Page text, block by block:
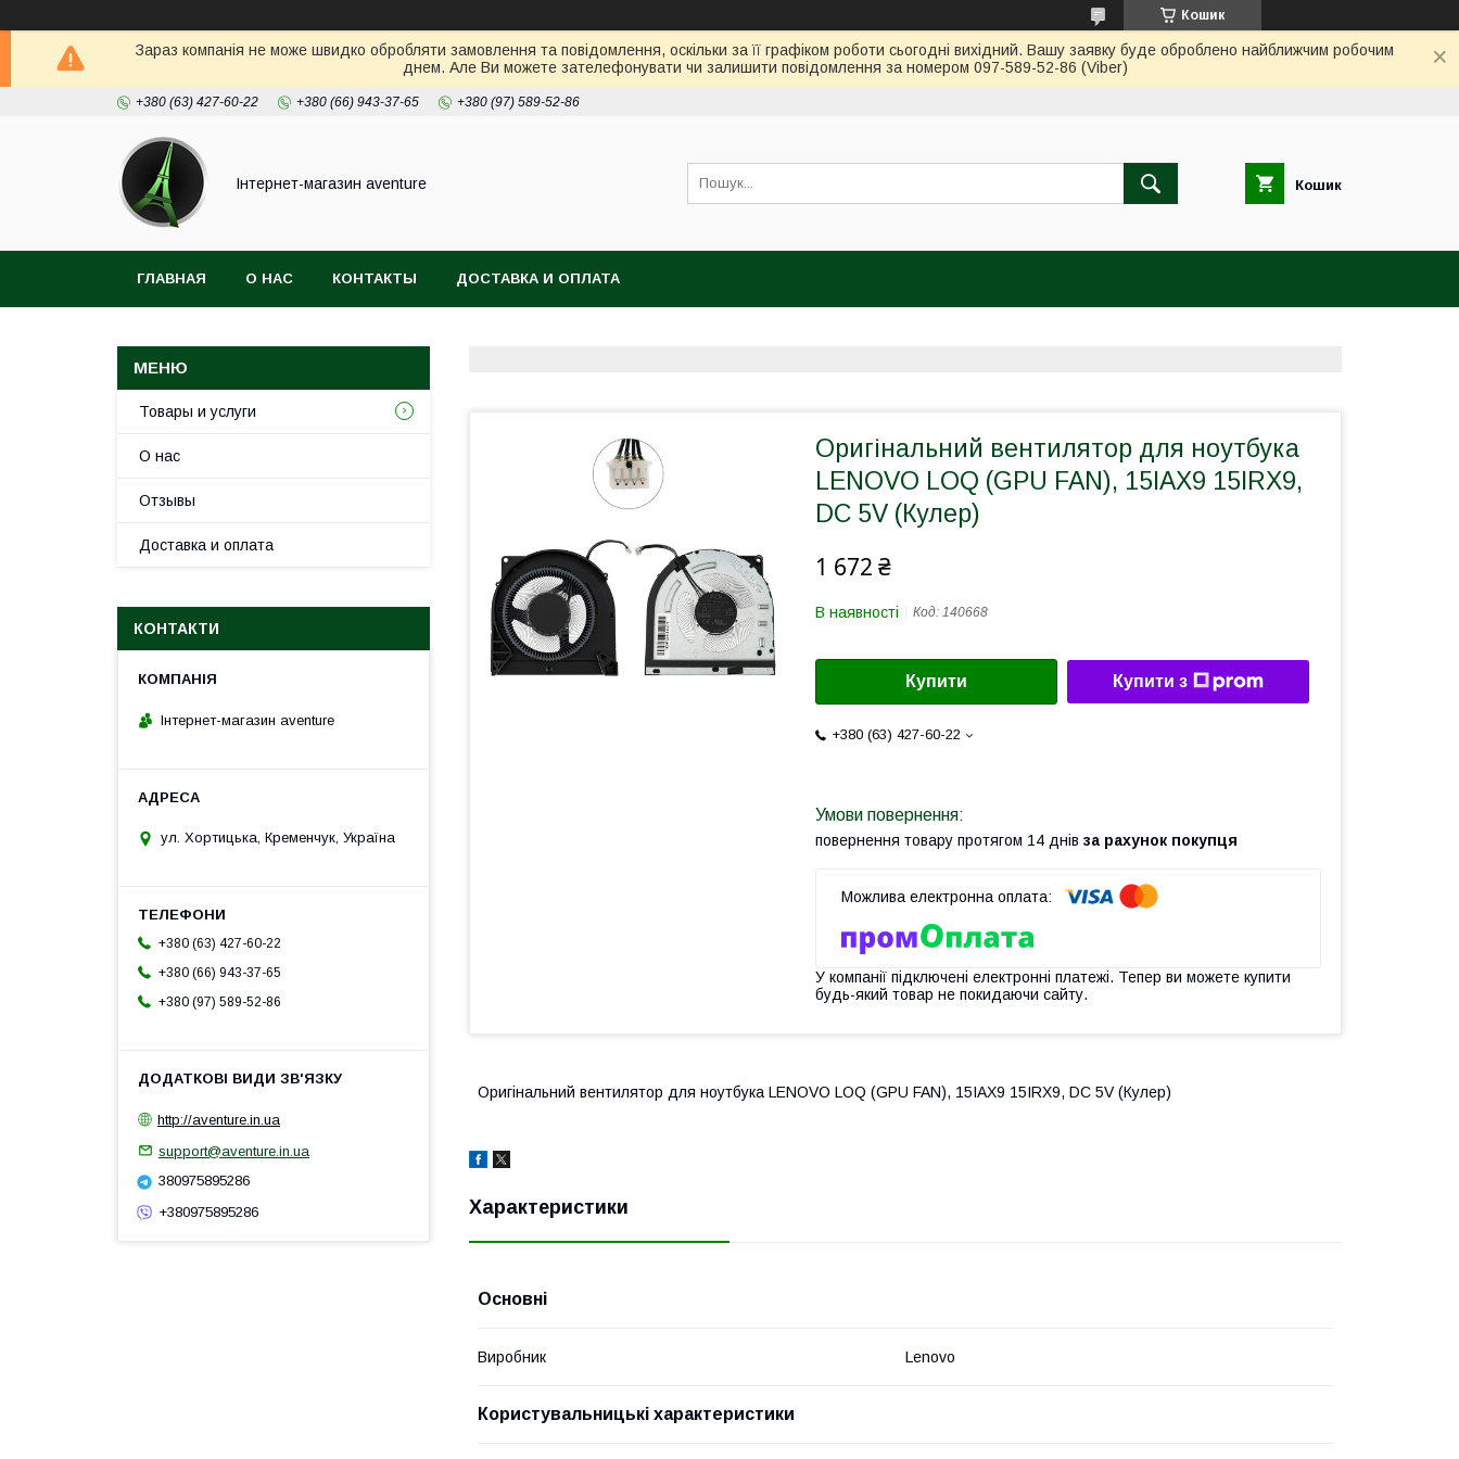
Кошик
Зараз компанія не може швидко обробляти замовлення та повідомлення, оскільки за її графіком роботи сьогодні вихідний. Вашу заявку буде оброблено найближчим робочим
днем. Але Ви можете зателефонувати чи залишити повідомлення за номером 097-589-52-86 (Viber)
+380 (63) 427-60-22 +380 (66) 943-37-65 +380 (97) 589-52-86
Інтернет-магазин aventure Кошик
ГЛАВНАЯ О НАС КОНТАКТЫ ДОСТАВКА И ОПЛАТА
Оригінальний вентилятор для ноутбука
LENOVO LOQ (GPU FAN), 15IAX9 15IRX9,
DC 5V (Кулер)
1 672 ₴
В наявності Код: 140668
Купити Купити з
+380 (63) 427-60-22
повернення товару протягом 14 днів за рахунок покупця
У компанії підключені електронні платежі. Тепер ви можете купити
будь-який товар не покидаючи сайту.
Оригінальний вентилятор для ноутбука LENOVO LOQ (GPU FAN), 15IAX9 15IRX9, DC 5V (Кулер)
Характеристики
Основні
Виробник Lenovo
Користувальницькі характеристики
Товары и услуги
О нас
Отзывы
Доставка и оплата
КОНТАКТИ
Інтернет-магазин aventure
ул. Хортицька, Кременчук, Україна
+380 (63) 427-60-22
+380 (66) 943-37-65
+380 (97) 589-52-86
http://aventure.in.ua
support@aventure.in.ua
380975895286
+380975895286